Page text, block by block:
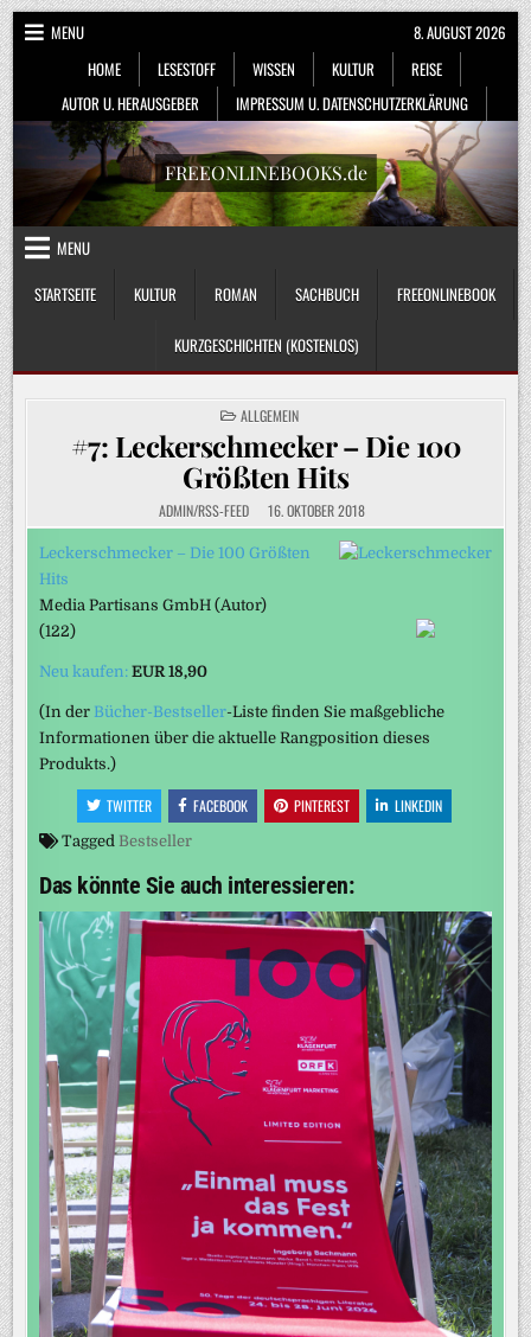
Skip
to
content
MENU
HOME
LESESTOFF WISSEN KULTUR
REISE
AUTOR U. HERAUSGEBER
IMPRESSUM U. DATENSCHUTZERKLÄRUNG
8. AUGUST 2026
FREEONLINEBOOKS.de
MENU
STARTSEITE
KULTUR ROMAN SACHBUCH FREEONLINEBOOK
KURZGESCHICHTEN (KOSTENLOS)
POSTED
IN
ALLGEMEIN
#7: Leckerschmecker – Die 100
Größten Hits
ADMIN/RSS-FEED 16. OKTOBER 2018
Leckerschmecker – Die 100 Größten
Hits
Media Partisans GmbH(Autor)
(122)
Neu kaufen:EUR 18,90
(In der Bücher-Bestseller-Liste finden Sie maßgebliche
Informationen über die aktuelle Rangposition dieses
Produkts.)
TWITTER FACEBOOK PINTEREST LINKEDIN
Tagged Bestseller
Das könnte Sie auch interessieren: